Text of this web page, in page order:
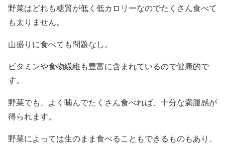
野菜はどれも糖質が低く低カロリーなのでたくさん食べて
も太りません。
山盛りに食べても問題なし。
ビタミンや食物繊維も豊富に含まれているので健康的で
す。
野菜でも、よく噛んでたくさん食べれば、十分な満腹感が
得られます。
野菜によっては生のまま食べることもできるものもあり、